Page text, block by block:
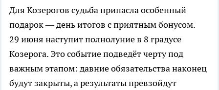
Для Козерогов судьба припасла особенный
подарок — день итогов с приятным бонусом.
29 июня наступит полнолуние в 8 градусе
Козерога. Это событие подведёт черту под
важным этапом: давние обязательства наконец
будут закрыты, а результаты превзойдут